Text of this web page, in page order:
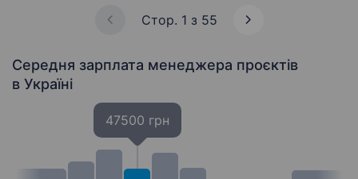
Стор. 1 з 55
Середня зарплата менеджера проєктів
в Україні
47500 грн